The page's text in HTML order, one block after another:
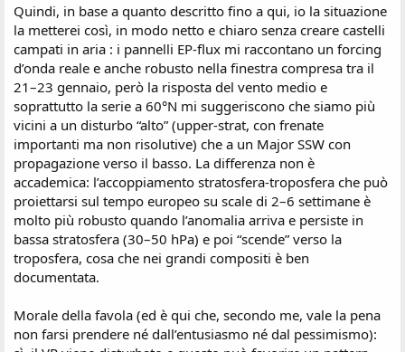
Quindi, in base a quanto descritto fino a qui, io la situazione
la metterei così, in modo netto e chiaro senza creare castelli
campati in aria : i pannelli EP-flux mi raccontano un forcing
d’onda reale e anche robusto nella finestra compresa tra il
21–23 gennaio, però la risposta del vento medio e
soprattutto la serie a 60°N mi suggeriscono che siamo più
vicini a un disturbo “alto” (upper-strat, con frenate
importanti ma non risolutive) che a un Major SSW con
propagazione verso il basso. La differenza non è
accademica: l’accoppiamento stratosfera-troposfera che può
proiettarsi sul tempo europeo su scale di 2–6 settimane è
molto più robusto quando l’anomalia arriva e persiste in
bassa stratosfera (30–50 hPa) e poi “scende” verso la
troposfera, cosa che nei grandi compositi è ben
documentata.
Morale della favola (ed è qui che, secondo me, vale la pena
non farsi prendere né dall’entusiasmo né dal pessimismo):